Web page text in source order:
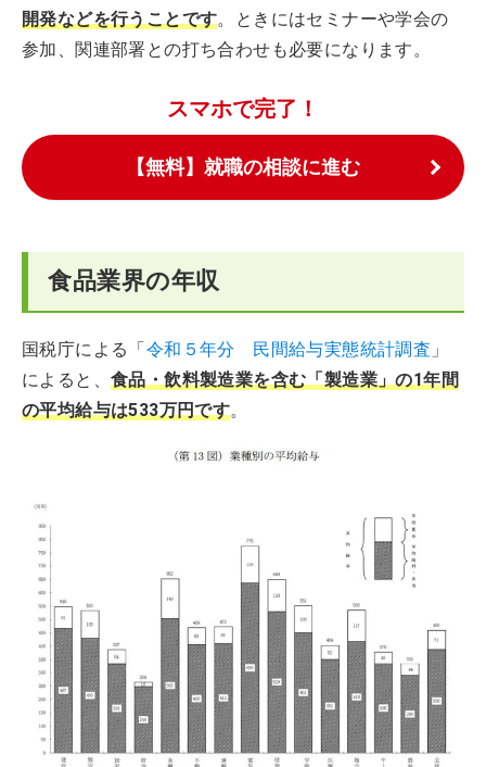
開発などを行うことです。ときにはセミナーや学会の
参加、関連部署との打ち合わせも必要になります。
スマホで完了！
【無料】就職の相談に進む
食品業界の年収
国税庁による「令和５年分 民間給与実態統計調査 」
によると、 食品・飲料製造業を含む「製造業」の1年間
の平均給与は533万円です。